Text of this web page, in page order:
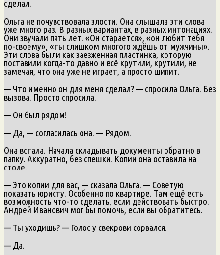
сделал.
Ольга не почувствовала злости. Она слышала эти слова
уже много раз. В разных вариантах, в разных интонациях.
Они звучали пять лет. «Он старается», «он любит тебя
по-своему», «ты слишком многого ждёшь от мужчины».
Эти слова были как заезженная пластинка, которую
поставили когда-то давно и всё крутили, крутили, не
замечая, что она уже не играет, а просто шипит.
— Что именно он для меня сделал? — спросила Ольга. Без
вызова. Просто спросила.
— Он был рядом!
— Да, — согласилась она. — Рядом.
Она встала. Начала складывать документы обратно в
папку. Аккуратно, без спешки. Копии она оставила на
столе.
— Это копии для вас, — сказала Ольга. — Советую
показать юристу. Особенно по квартире. Там ещё есть
возможность что-то сделать, если действовать быстро.
Андрей Иванович мог бы помочь, если вы обратитесь.
— Ты уходишь? — Голос у свекрови сорвался.
— Да.